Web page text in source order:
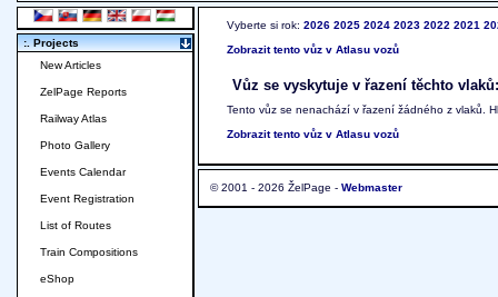
Vyberte si rok: 2026 2025 2024 2023 2022 2021
Zobrazit tento vůz v Atlasu vozů
Vůz se vyskytuje v řazení těchto vlaků:
Tento vůz se nenachází v řazení žádného z vlaků.
Zobrazit tento vůz v Atlasu vozů
© 2001 - 2026 ŽelPage - Webmaster
:. Projects
New Articles
ZelPage Reports
Railway Atlas
Photo Gallery
Events Calendar
Event Registration
List of Routes
Train Compositions
eShop